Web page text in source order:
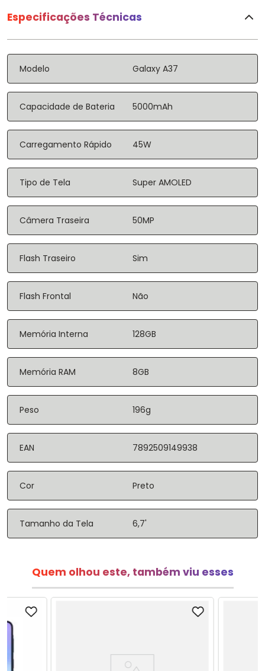
Especificações Técnicas
Modelo Galaxy A37
Capacidade de Bateria 5000mAh
Carregamento Rápido 45W
Tipo de Tela Super AMOLED
Câmera Traseira 50MP
Flash Traseiro Sim
Flash Frontal Não
Memória Interna 128GB
Memória RAM 8GB
Peso 196g
EAN 7892509149938
Cor Preto
Tamanho da Tela 6,7'
Quem olhou este, também viu esses